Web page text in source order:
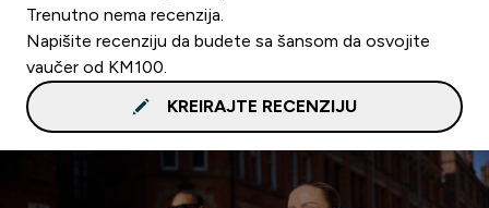
Trenutno nema recenzija.
Napišite recenziju da budete sa šansom da osvojite
vaučer od KM100.
KREIRAJTE RECENZIJU